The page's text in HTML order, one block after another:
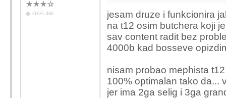
OFFLINE
jesam druze i funkcionira
na t12 osim butchera koji
sav content radit bez
4000b kad bosseve
nisam probao mephista
100% optimalan tako da...
jer ima 2ga selig i 3ga